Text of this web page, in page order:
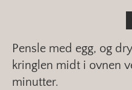
Pensle med egg, og
kringlen midt i ovnen
minutter.